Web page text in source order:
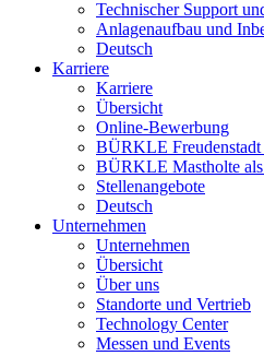
Technischer Support
Anlagenaufbau und
Deutsch
Karriere
Karriere
Übersicht
Online-Bewerbung
BÜRKLE Freudenstadt
BÜRKLE Mastholte
Stellenangebote
Deutsch
Unternehmen
Unternehmen
Übersicht
Über uns
Standorte und Vertrieb
Technology Center
Messen und Events